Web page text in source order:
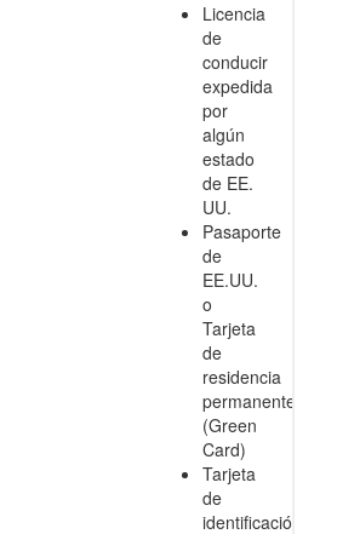
Licencia
de
conducir
expedida
por
algún
estado
de EE.
UU.
Pasaporte
de
EE.UU.
o
Tarjeta
de
residencia
permanente
(Green
Card)
Tarjeta
de
identificación